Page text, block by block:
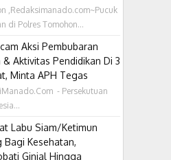
,Redaksimanado.com~Pucuk
di Polres Tomohon...
Aksi Pembubaran
& Aktivitas Pendidikan Di 3
Minta APH Tegas
- Persekutuan
Labu Siam/Ketimun
Bagi Kesehatan,
Ginjal Hingga